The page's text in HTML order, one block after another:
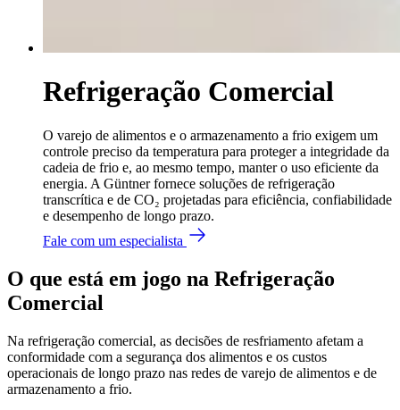
Refrigeração Comercial
O varejo de alimentos e o armazenamento a frio exigem um
controle preciso da temperatura para proteger a integridade da
cadeia de frio e, ao mesmo tempo, manter o uso eficiente da
energia. A Güntner fornece soluções de refrigeração
transcrítica e de CO₂ projetadas para eficiência, confiabilidade
e desempenho de longo prazo.
Fale com um especialista
O que está em jogo na Refrigeração
Comercial
Na refrigeração comercial, as decisões de resfriamento afetam a
conformidade com a segurança dos alimentos e os custos
operacionais de longo prazo nas redes de varejo de alimentos e de
armazenamento a frio.